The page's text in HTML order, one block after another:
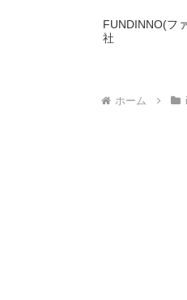
FUNDINNO(フ
社
ホーム